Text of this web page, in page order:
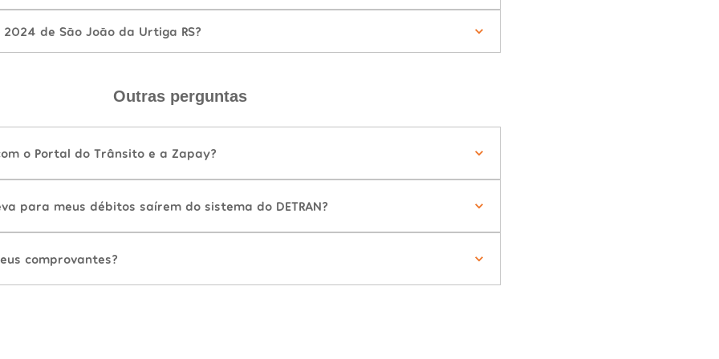
2024 de São João da Urtiga RS?
Outras perguntas
o Portal do Trânsito e a Zapay?
para meus débitos saírem do sistema do DETRAN?
comprovantes?